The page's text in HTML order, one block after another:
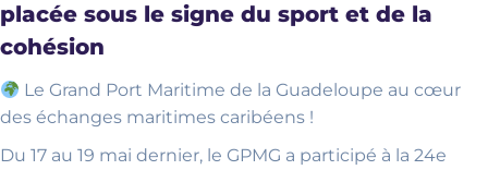
placée sous le signe du sport et de la
cohésion
Le Grand Port Maritime de la Guadeloupe au cœur
des échanges maritimes caribéens !
Du 17 au 19 mai dernier, le GPMG a participé à la 24e